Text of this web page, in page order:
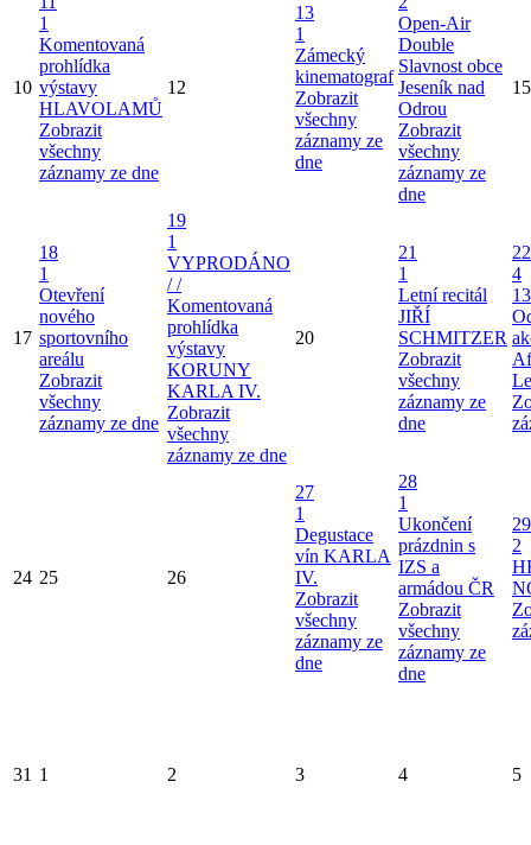
10
1
Komentovaná
prohlídka
výstavy
HLAVOLAMŮ
Zobrazit
všechny
záznamy ze dne
12
13
1
Zámecký
kinematograf
Zobrazit
všechny
záznamy ze
dne
Open-Air
Double
Slavnost obce
Jeseník nad
Odrou
Zobrazit
všechny
záznamy ze
dne
15
17
18
1
Otevření
nového
sportovního
areálu
Zobrazit
všechny
záznamy ze dne
19
1
VYPRODÁNO
/ /
Komentovaná
prohlídka
výstavy
KORUNY
KARLA IV.
Zobrazit
všechny
záznamy ze dne
20
21
1
Letní recitál
JIŘÍ
SCHMITZER
Zobrazit
všechny
záznamy ze
dne
22
4
24 25 26
27
1
Degustace
vín KARLA
IV.
Zobrazit
všechny
záznamy ze
dne
28
1
Ukončení
prázdnin s
IZS a
armádou ČR
Zobrazit
všechny
záznamy ze
dne
29
2
31 1 2 3 4 5